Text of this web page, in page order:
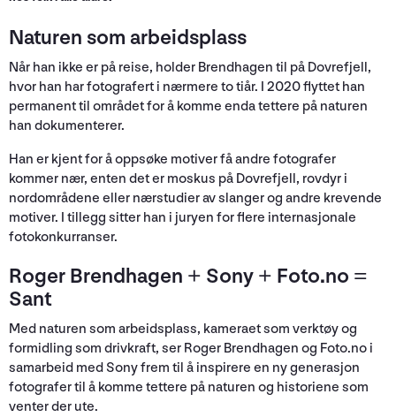
Naturen som arbeidsplass
Når han ikke er på reise, holder Brendhagen til på Dovrefjell,
hvor han har fotografert i nærmere to tiår. I 2020 flyttet han
permanent til området for å komme enda tettere på naturen
han dokumenterer.
Han er kjent for å oppsøke motiver få andre fotografer
kommer nær, enten det er moskus på Dovrefjell, rovdyr i
nordområdene eller nærstudier av slanger og andre krevende
motiver. I tillegg sitter han i juryen for flere internasjonale
fotokonkurranser.
Roger Brendhagen + Sony + Foto.no =
Sant
Med naturen som arbeidsplass, kameraet som verktøy og
formidling som drivkraft, ser Roger Brendhagen og Foto.no i
samarbeid med Sony frem til å inspirere en ny generasjon
fotografer til å komme tettere på naturen og historiene som
venter der ute.